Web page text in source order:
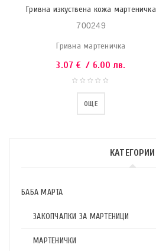
КАТЕГОРИИ
БАБА МАРТА
ЗАКОПЧАЛКИ ЗА МАРТЕНИЦИ
МАРТЕНИЧКИ
Гривна изкуствена кожа мартеничка
700249
Гривна мартеничка
3.07 € / 6.00 лв.
ОЩЕ